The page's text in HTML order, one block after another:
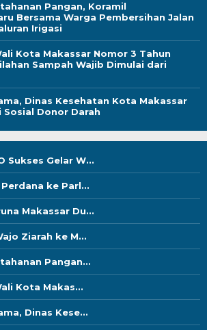
Pangan, Koramil
Bersama Warga Pembersihan Jalan
Irigasi
Kota Makassar Nomor 3 Tahun
Sampah Wajib Dimulai dari
Dinas Kesehatan Kota Makassar
Sosial Donor Darah
Sukses Gelar W...
ke Parl...
Makassar Du...
Ziarah ke M...
Pangan...
Kota Makas...
Dinas Kese...